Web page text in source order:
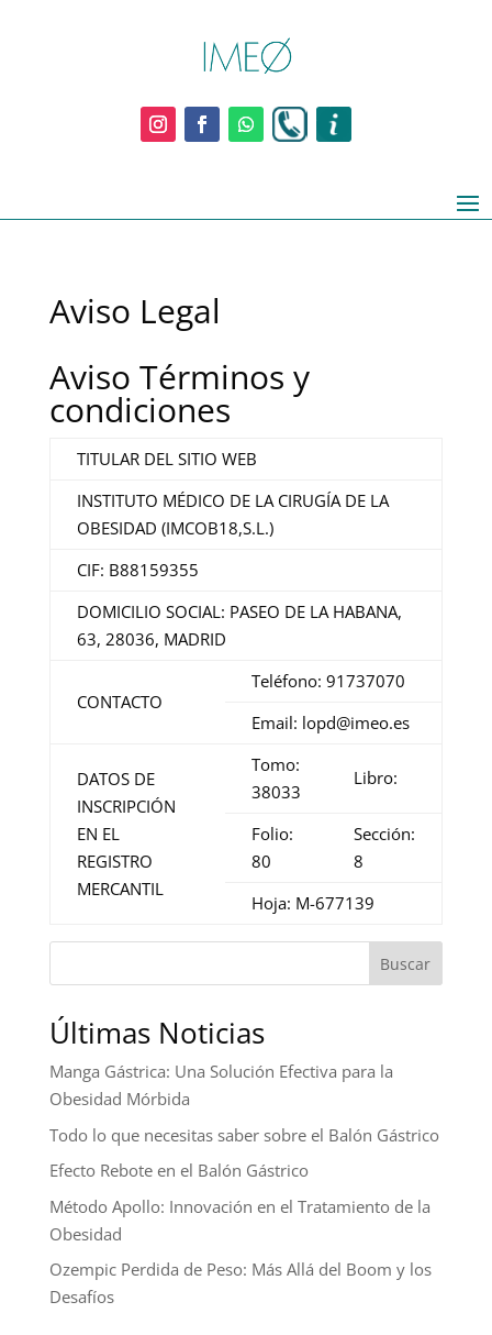
Aviso Legal
Aviso Términos y
condiciones
TITULAR DEL SITIO WEB
INSTITUTO MÉDICO DE LA CIRUGÍA DE LA
OBESIDAD (IMCOB18,S.L.)
CIF: B88159355
DOMICILIO SOCIAL: PASEO DE LA HABANA,
63, 28036, MADRID
CONTACTO
Teléfono: 91737070
Email: lopd@imeo.es
DATOS DE
INSCRIPCIÓN
EN EL
REGISTRO
MERCANTIL
Tomo:
38033
Libro:
Folio:
80
Sección:
8
Hoja: M-677139
Buscar
Últimas Noticias
Manga Gástrica: Una Solución Efectiva para la
Obesidad Mórbida
Todo lo que necesitas saber sobre el Balón Gástrico
Efecto Rebote en el Balón Gástrico
Método Apollo: Innovación en el Tratamiento de la
Obesidad
Ozempic Perdida de Peso: Más Allá del Boom y los
Desafíos